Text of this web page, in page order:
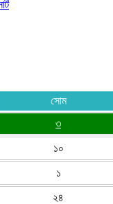
সোম
৩
১০
১
২৪